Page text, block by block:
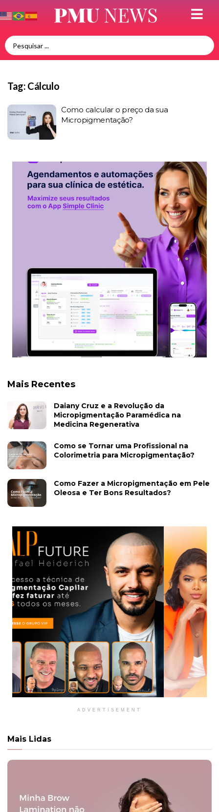
Tag: Cálculo
Como calcular o preço da sua
Micropigmentação?
Mais Recentes
Daiany Cruz e a Revolução da
Micropigmentação Paramédica na
Medicina Regenerativa
Como se Tornar uma Profissional na
Colorimetria para Micropigmentação?
Como Fazer a Micropigmentação em Pele
Oleosa e Ter Bons Resultados?
ADVERTISEMENT
Mais Lidas